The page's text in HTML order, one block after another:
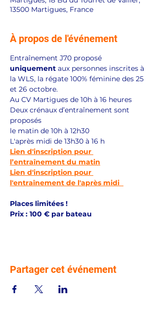
13500 Martigues, France
À propos de l'événement
Entraînement J70 proposé
uniquement aux personnes inscrites à
la WLS, la régate 100% féminine des 25
et 26 octobre.
Au CV Martigues de 10h à 16 heures
Deux crénaux d’entraînement sont
proposés
le matin de 10h à 12h30
L'après midi de 13h30 à 16 h
Lien d'inscription pour
l’entraînement du matin
Lien d'inscription pour
l'entraînement de l'après midi
Places limitées !
Prix : 100 € par bateau
Partager cet événement